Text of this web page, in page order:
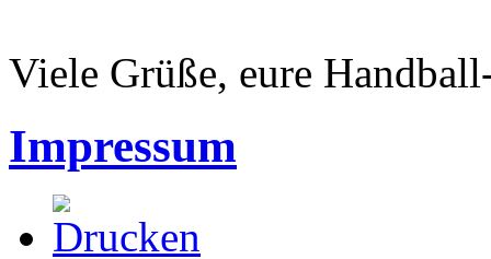
Viele Grüße, eure
Impressum